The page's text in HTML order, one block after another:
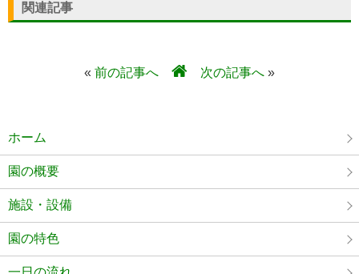
関連記事
« 前の記事へ 次の記事へ »
ホーム
園の概要
施設・設備
園の特色